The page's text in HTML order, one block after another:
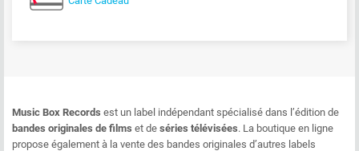
Music Box Records est un label indépendant spécialisé dans l’édition de
bandes originales de films et de séries télévisées. La boutique en ligne
propose également à la vente des bandes originales d’autres labels